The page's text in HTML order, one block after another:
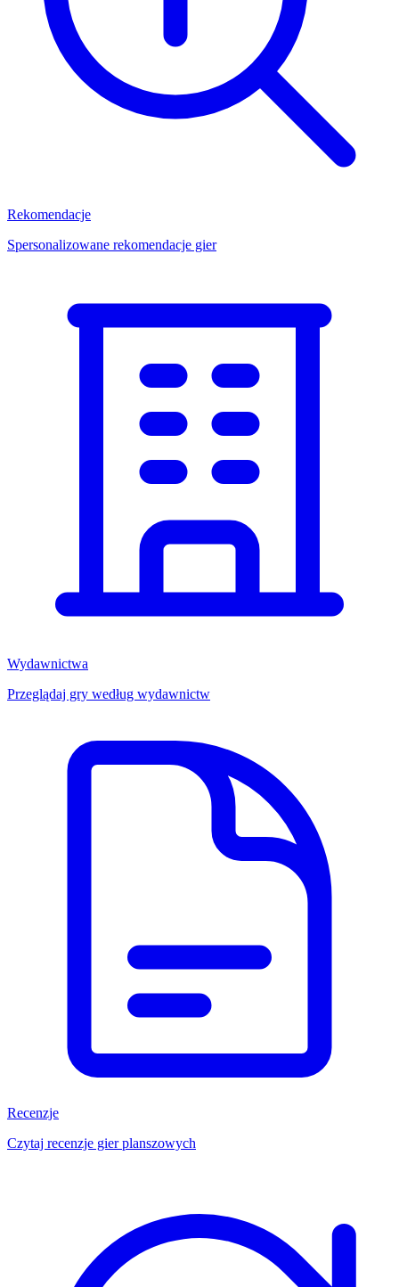
Rekomendacje
Spersonalizowane rekomendacje gier
Wydawnictwa
Przeglądaj gry według wydawnictw
Recenzje
Czytaj recenzje gier planszowych